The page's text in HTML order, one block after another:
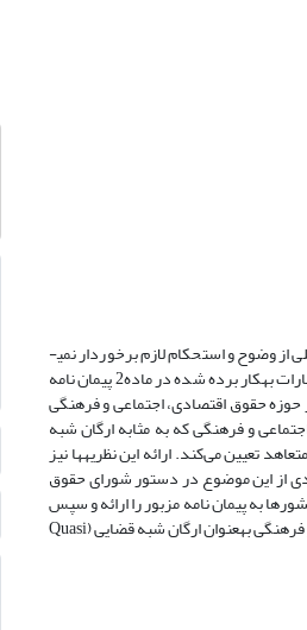
یکی از مهم­ترین ویژگی­های حقوق بین­الملل، تعهدات کشورها نسبت به اجرای معاهدات است. گاه تعهدات پذیرفته شده در برخی اسناد بین­المللی از وضوح و استحکام لازم برخوردار نمی­
باشد. تعهدات پذیرفته شده توسط کشورها در پیمان نامه بین­المللی حقوق اقتصادی، اجتماعی و فرهنگی یکی از آن­ها است. در این خصوص عبارات به­کار برده شده در ماده2 پیمان نامه
حوزه حقوق اقتصادی، اجتماعی و فرهنگی
و هم­چنین ارائه­ نظریه­های شماره2 و 3 کمیته حقوق اقتصادی، اجتماعی و فرهنگی که به مثابه ارگان شبه
تعیین می‌کند. ارائه­ این نظریه­ها نیز
از این موضوع در دستور شورای حقوق
به پیمان نامه مزبور را ارائه و سپس
به بررسی نظریه­های شماره2 و 3 و تحولات پس از آن بپردازد. تمرکز خاص این مطلب بر نظریه­های شماره2 و 3 کمیته حقوق اقتصادی، اجتماعی و فرهنگی به­عنوان ارگان شبه قضایی (Quasi